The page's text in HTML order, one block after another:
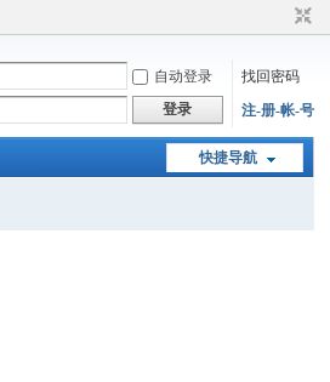
自动登录
找回密码
登录 注-册-帐-号
快捷导航